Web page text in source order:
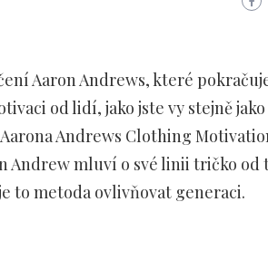
Aaron Andrews, které
od lidí, jako jste vy stejně jako
Andrews Clothing
Andrew mluví o své linii tričko od
to metoda ovlivňovat generaci.